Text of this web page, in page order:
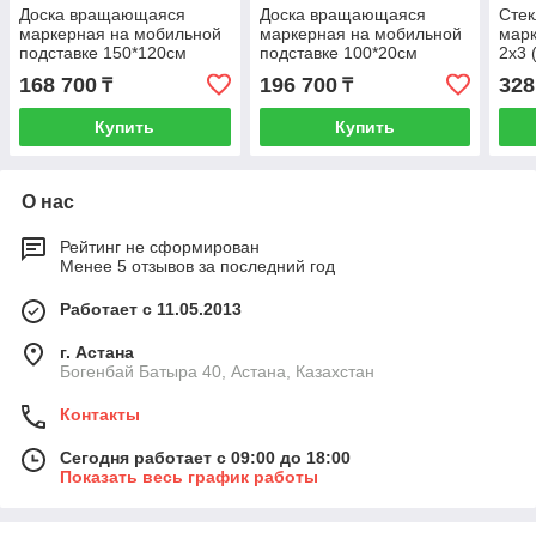
Доска вращающаяся
маркерная на мобильной
подставке 150*120см
168 700 ₸
Купить
Доска вращающаяся
маркерная на мобильной
подставке 100*20см
196 700₸
Купить
2х3
О нас
Рейтинг не сформирован
Менее 5 отзывов за последний год
Работает с 11.05.2013
г. Астана
Богенбай Батыра 40, Астана, Казахстан
Контакты
Сегодня работает с 09:00 до 18:00
Показать весь график работы